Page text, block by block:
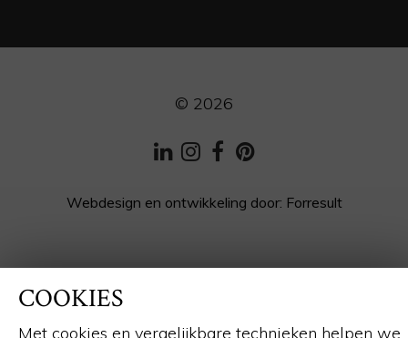
© 2026
LinkedIn
Instagram
Facebook
Pinterest
Webdesign en ontwikkeling door: Forresult
COOKIES
Met cookies en vergelijkbare technieken helpen we